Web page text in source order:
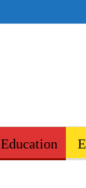
Education